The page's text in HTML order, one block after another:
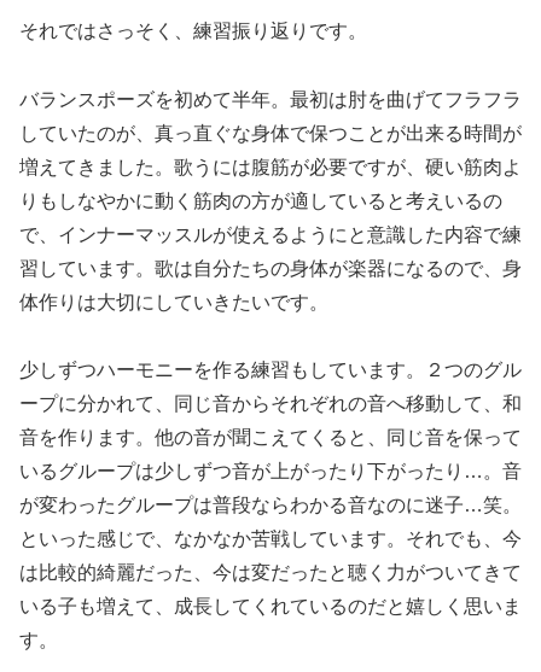
それではさっそく、練習振り返りです。
バランスポーズを初めて半年。最初は肘を曲げてフラフラ
していたのが、真っ直ぐな身体で保つことが出来る時間が
増えてきました。歌うには腹筋が必要ですが、硬い筋肉よ
りもしなやかに動く筋肉の方が適していると考えいるの
で、インナーマッスルが使えるようにと意識した内容で練
習しています。歌は自分たちの身体が楽器になるので、身
体作りは大切にしていきたいです。
少しずつハーモニーを作る練習もしています。２つのグル
ープに分かれて、同じ音からそれぞれの音へ移動して、和
音を作ります。他の音が聞こえてくると、同じ音を保って
いるグループは少しずつ音が上がったり下がったり…。音
が変わったグループは普段ならわかる音なのに迷子…笑。
といった感じで、なかなか苦戦しています。それでも、今
は比較的綺麗だった、今は変だったと聴く力がついてきて
いる子も増えて、成長してくれているのだと嬉しく思いま
す。